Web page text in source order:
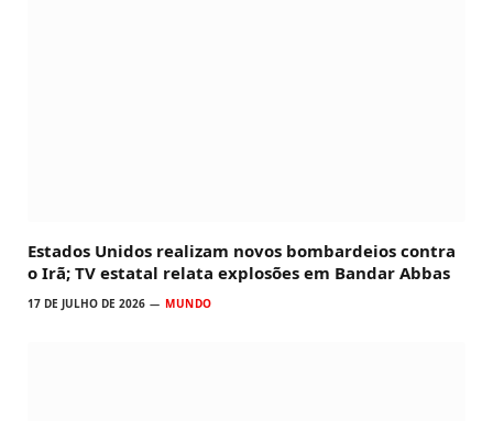
Estados Unidos realizam novos bombardeios contra
o Irã; TV estatal relata explosões em Bandar Abbas
17 DE JULHO DE 2026 MUNDO